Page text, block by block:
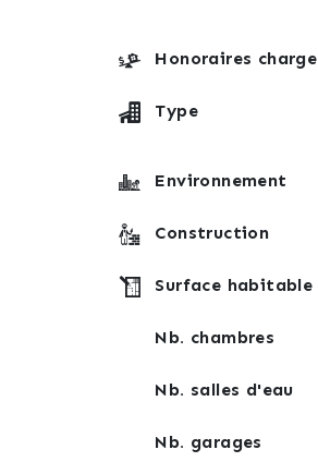
Honoraires charge
Type
Environnement
Construction
Surface habitable
Nb. chambres
Nb. salles d'eau
Nb. garages